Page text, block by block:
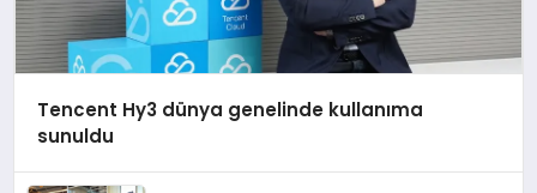
Tencent Hy3 dünya genelinde kullanıma
sunuldu